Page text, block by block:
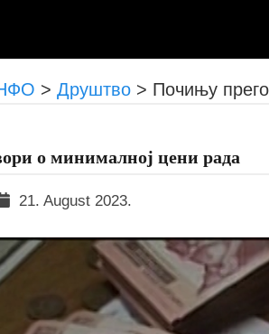
> Друштво > Почињу
о минималној цени рада
21. August 2023.